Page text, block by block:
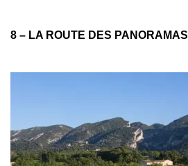
8 – LA ROUTE DES PANORAMAS